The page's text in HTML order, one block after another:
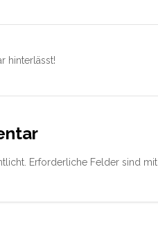
hinterlässt!
Erforderliche Felder sind mit